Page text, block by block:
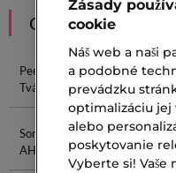
ODPORÚČANIA
Peeling Na
Tvár
Peeling Na
Vlasy
Some By Mi
AHA
Krém Na
Zásady
cookie
Náš web a naši
a podobné
prevádzku
optimalizáciu jej
alebo
poskytovanie
Vyberte si! Vaše